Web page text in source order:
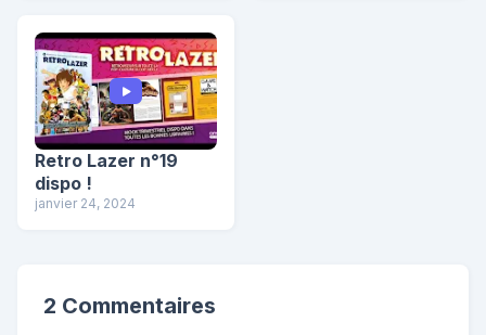
Retro Lazer n°19
dispo !
janvier 24, 2024
2 Commentaires